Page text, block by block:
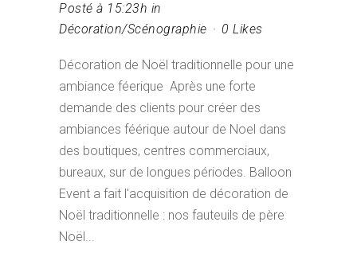
Posté à 15:23h in
Décoration/Scénographie
0 Likes
Décoration de Noël traditionnelle pour une
ambiance féerique Après une forte
demande des clients pour créer des
ambiances féérique autour de Noel dans
des boutiques, centres commerciaux,
bureaux, sur de longues périodes. Balloon
Event a fait l'acquisition de décoration de
Noël traditionnelle : nos fauteuils de père
Noël...